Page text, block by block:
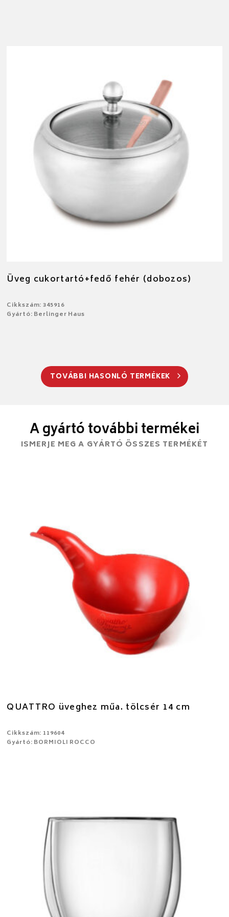
Üveg cukortartó+fedő fehér (dobozos)
Cikkszám: 345916
Gyártó: Berlinger Haus
TOVÁBBI HASONLÓ TERMÉKEK
A gyártó további termékei
ISMERJE MEG A GYÁRTÓ ÖSSZES TERMÉKÉT
QUATTRO üveghez műa. tölcsér 14 cm
Cikkszám: 119604
Gyártó: BORMIOLI ROCCO